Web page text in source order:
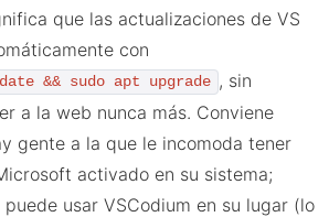
que las actualizaciones de VS
con
&& sudo apt upgrade , sin
a la web nunca más. Conviene
gente a la que le incomoda tener
activado en su sistema;
usar VSCodium en su lugar (lo